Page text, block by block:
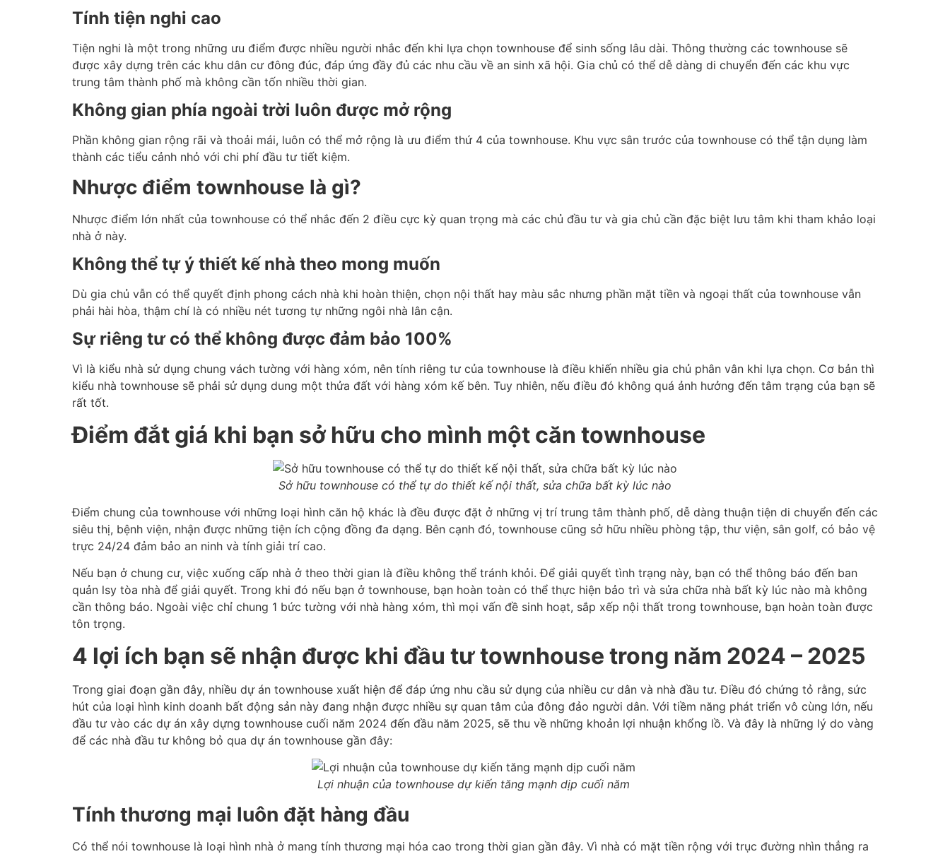
Tính tiện nghi cao
Tiện nghi là một trong những ưu điểm được nhiều người nhắc đến khi lựa chọn townhouse để sinh sống lâu dài. Thông thường các townhouse sẽ
được xây dựng trên các khu dân cư đông đúc, đáp ứng đầy đủ các nhu cầu về an sinh xã hội. Gia chủ có thể dễ dàng di chuyển đến các khu vực
trung tâm thành phố mà không cần tốn nhiều thời gian.
Không gian phía ngoài trời luôn được mở rộng
Phần không gian rộng rãi và thoải mái, luôn có thể mở rộng là ưu điểm thứ 4 của townhouse. Khu vực sân trước của townhouse có thể tận dụng làm
thành các tiểu cảnh nhỏ với chi phí đầu tư tiết kiệm.
Nhược điểm townhouse là gì?
Nhược điểm lớn nhất của townhouse có thể nhắc đến 2 điều cực kỳ quan trọng mà các chủ đầu tư và gia chủ cần đặc biệt lưu tâm khi tham khảo loại
nhà ở này.
Không thể tự ý thiết kế nhà theo mong muốn
Dù gia chủ vẫn có thể quyết định phong cách nhà khi hoàn thiện, chọn nội thất hay màu sắc nhưng phần mặt tiền và ngoại thất của townhouse vẫn
phải hài hòa, thậm chí là có nhiều nét tương tự những ngôi nhà lân cận.
Sự riêng tư có thể không được đảm bảo 100%
Vì là kiểu nhà sử dụng chung vách tường với hàng xóm, nên tính riêng tư của townhouse là điều khiến nhiều gia chủ phân vân khi lựa chọn. Cơ bản thì
kiểu nhà townhouse sẽ phải sử dụng dung một thửa đất với hàng xóm kế bên. Tuy nhiên, nếu điều đó không quá ảnh hưởng đến tâm trạng của bạn sẽ
rất tốt.
Điểm đắt giá khi bạn sở hữu cho mình một căn townhouse
Sở hữu townhouse có thể tự do thiết kế nội thất, sửa chữa bất kỳ lúc nào
Điểm chung của townhouse với những loại hình căn hộ khác là đều được đặt ở những vị trí trung tâm thành phố, dễ dàng thuận tiện di chuyển đến các
siêu thị, bệnh viện, nhận được những tiện ích cộng đồng đa dạng. Bên cạnh đó, townhouse cũng sở hữu nhiều phòng tập, thư viện, sân golf, có bảo vệ
trực 24/24 đảm bảo an ninh và tính giải trí cao.
Nếu bạn ở chung cư, việc xuống cấp nhà ở theo thời gian là điều không thể tránh khỏi. Để giải quyết tình trạng này, bạn có thể thông báo đến ban
quản lsy tòa nhà để giải quyết. Trong khi đó nếu bạn ở townhouse, bạn hoàn toàn có thể thực hiện bảo trì và sửa chữa nhà bất kỳ lúc nào mà không
cần thông báo. Ngoài việc chỉ chung 1 bức tường với nhà hàng xóm, thì mọi vấn đề sinh hoạt, sắp xếp nội thất trong townhouse, bạn hoàn toàn được
tôn trọng.
4 lợi ích bạn sẽ nhận được khi đầu tư townhouse trong năm 2024 – 2025
Trong giai đoạn gần đây, nhiều dự án townhouse xuất hiện để đáp ứng nhu cầu sử dụng của nhiều cư dân và nhà đầu tư. Điều đó chứng tỏ rằng, sức
hút của loại hình kinh doanh bất động sản này đang nhận được nhiều sự quan tâm của đông đảo người dân. Với tiềm năng phát triển vô cùng lớn, nếu
đầu tư vào các dự án xây dựng townhouse cuối năm 2024 đến đầu năm 2025, sẽ thu về những khoản lợi nhuận khổng lồ. Và đây là những lý do vàng
để các nhà đầu tư không bỏ qua dự án townhouse gần đây:
Lợi nhuận của townhouse dự kiến tăng mạnh dịp cuối năm
Tính thương mại luôn đặt hàng đầu
Có thể nói townhouse là loại hình nhà ở mang tính thương mại hóa cao trong thời gian gần đây. Vì nhà có mặt tiền rộng với trục đường nhìn thẳng ra